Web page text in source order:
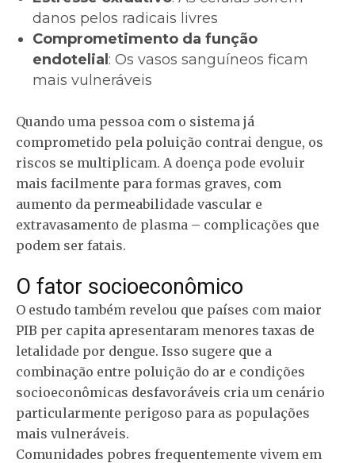
danos pelos radicais livres
Comprometimento da função
endotelial : Os vasos sanguíneos ficam
mais vulneráveis
Quando uma pessoa com o sistema já
comprometido pela poluição contrai dengue, os
riscos se multiplicam. A doença pode evoluir
mais facilmente para formas graves, com
aumento da permeabilidade vascular e
extravasamento de plasma – complicações que
podem ser fatais.
O fator socioeconômico
O estudo também revelou que países com maior
PIB per capita apresentaram menores taxas de
letalidade por dengue. Isso sugere que a
combinação entre poluição do ar e condições
socioeconômicas desfavoráveis cria um cenário
particularmente perigoso para as populações
mais vulneráveis.
Comunidades pobres frequentemente vivem em